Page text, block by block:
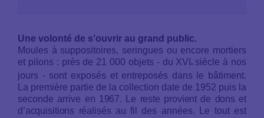
Une volonté de s'ouvrir au grand public.
Moules à suppositoires, seringues ou encore mortiers
et pilons : près de 21 000 objets - du XVIe siècle à nos
jours - sont exposés et entreposés dans le bâtiment.
La première partie de la collection date de 1952 puis la
seconde arrive en 1967. Le reste provient de dons et
d’acquisitions réalisés au fil des années. Le tout est